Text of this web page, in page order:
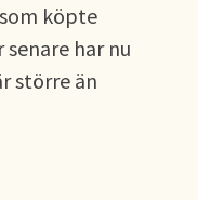
köpte
har nu
större än